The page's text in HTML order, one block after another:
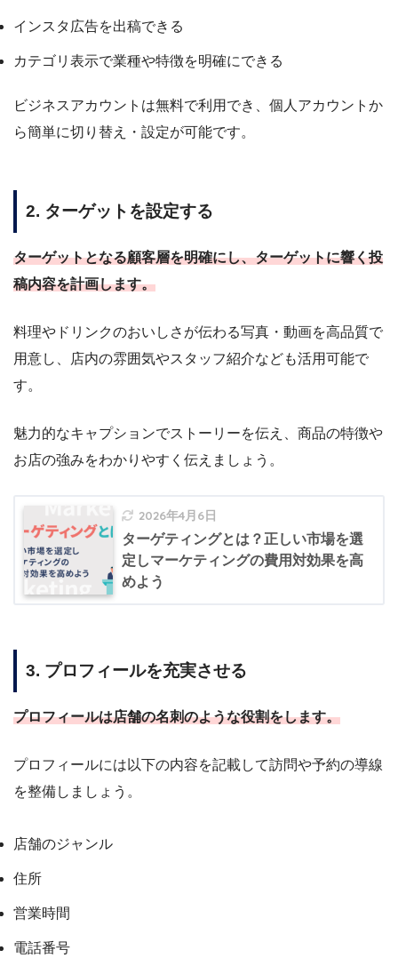
インスタ広告を出稿できる
カテゴリ表示で業種や特徴を明確にできる
ビジネスアカウントは無料で利用でき、個人アカウントか
ら簡単に切り替え・設定が可能です。
2. ターゲットを設定する
ターゲットとなる顧客層を明確にし、ターゲットに響く投
稿内容を計画します。
料理やドリンクのおいしさが伝わる写真・動画を高品質で
用意し、店内の雰囲気やスタッフ紹介なども活用可能で
す。
魅力的なキャプションでストーリーを伝え、商品の特徴や
お店の強みをわかりやすく伝えましょう。
2026年4月6日
ターゲティングとは？正しい市場を選
定しマーケティングの費用対効果を高
めよう
3. プロフィールを充実させる
プロフィールは店舗の名刺のような役割をします。
プロフィールには以下の内容を記載して訪問や予約の導線
を整備しましょう。
店舗のジャンル
住所
営業時間
電話番号